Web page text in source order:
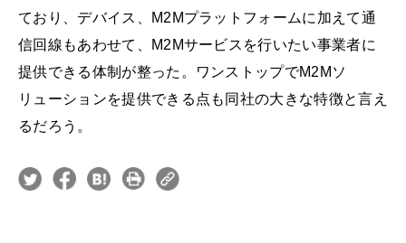
ており、デバイス、M2Mプラットフォームに加えて通
信回線もあわせて、M2Mサービスを行いたい事業者に
提供できる体制が整った。ワンストップでM2Mソ
リューションを提供できる点も同社の大きな特徴と言え
るだろう。